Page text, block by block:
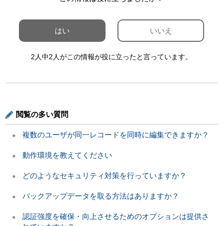
はい いいえ
2人中2人がこの情報が役に立ったと言っています。
閲覧の多い質問
複数のユーザが同一レコードを同時に編集できますか？
動作環境を教えてください
どのようなセキュリティ対策を行っていますか？
バックアップデータを取る方法はありますか？
認証強度を確保・向上させるためのオプションは提供さ